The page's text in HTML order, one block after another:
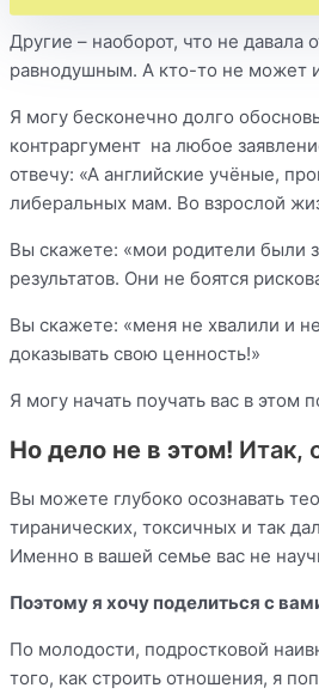
Другие – наоборот, что не
равнодушным. А кто-то не может
Я могу бесконечно долго
контраргумент на любое
отвечу: «А английские учёные,
либеральных мам. Во взрослой
Вы скажете: «мои родители были
результатов. Они не боятся
Вы скажете: «меня не хвалили и
доказывать свою ценность!»
Я могу начать поучать вас в этом
Но дело не в этом! Итак,
Вы можете глубоко осознавать
тиранических, токсичных и так
Именно в вашей семье вас не
Поэтому я хочу поделиться с
По молодости, подростковой
того, как строить отношения, я